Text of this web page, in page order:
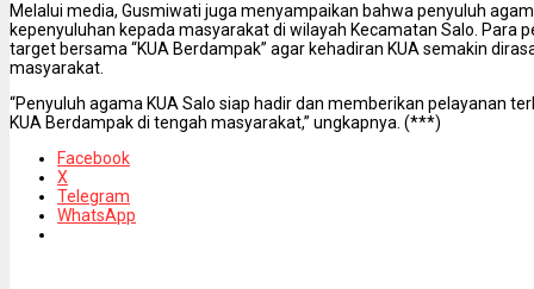
Melalui media, Gusmiwati juga menyampaikan bahwa penyuluh
kepenyuluhan kepada masyarakat di wilayah Kecamatan Salo. Para
target bersama “KUA Berdampak” agar kehadiran KUA semakin
masyarakat.
“Penyuluh agama KUA Salo siap hadir dan memberikan pelayanan
KUA Berdampak di tengah masyarakat,” ungkapnya. (***)
Facebook
X
Telegram
WhatsApp